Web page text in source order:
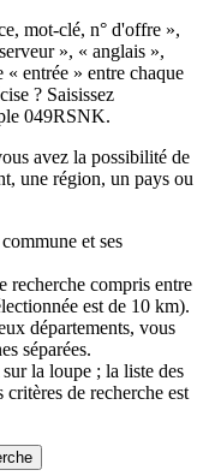
mot-clé, n° d'offre »,
», « anglais »,
« entrée » entre chaque
? Saisissez
049RSNK.
avez la possibilité de
une région, un pays ou
et ses
recherche compris entre
est de 10 km).
départements, vous
séparées.
la loupe ; la liste des
de recherche est